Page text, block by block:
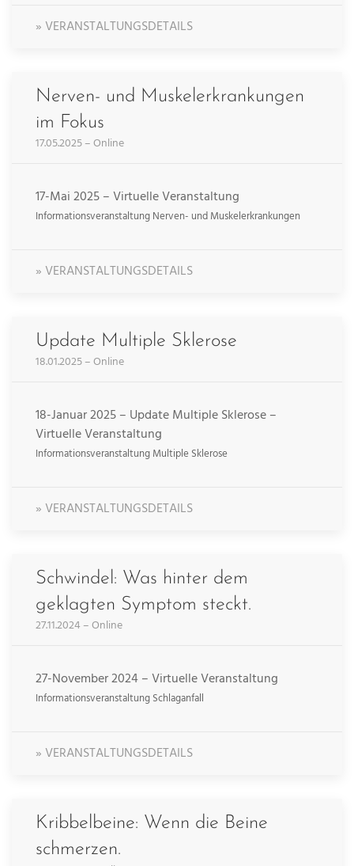
» VERANSTALTUNGSDETAILS
Nerven- und Muskelerkrankungen
im Fokus
17.05.2025 – Online
17-Mai 2025 – Virtuelle Veranstaltung
Informationsveranstaltung Nerven- und Muskelerkrankungen
» VERANSTALTUNGSDETAILS
Update Multiple Sklerose
18.01.2025 – Online
18-Januar 2025 – Update Multiple Sklerose –
Virtuelle Veranstaltung
Informationsveranstaltung Multiple Sklerose
» VERANSTALTUNGSDETAILS
Schwindel: Was hinter dem
geklagten Symptom steckt.
27.11.2024 – Online
27-November 2024 – Virtuelle Veranstaltung
Informationsveranstaltung Schlaganfall
» VERANSTALTUNGSDETAILS
Kribbelbeine: Wenn die Beine
schmerzen.